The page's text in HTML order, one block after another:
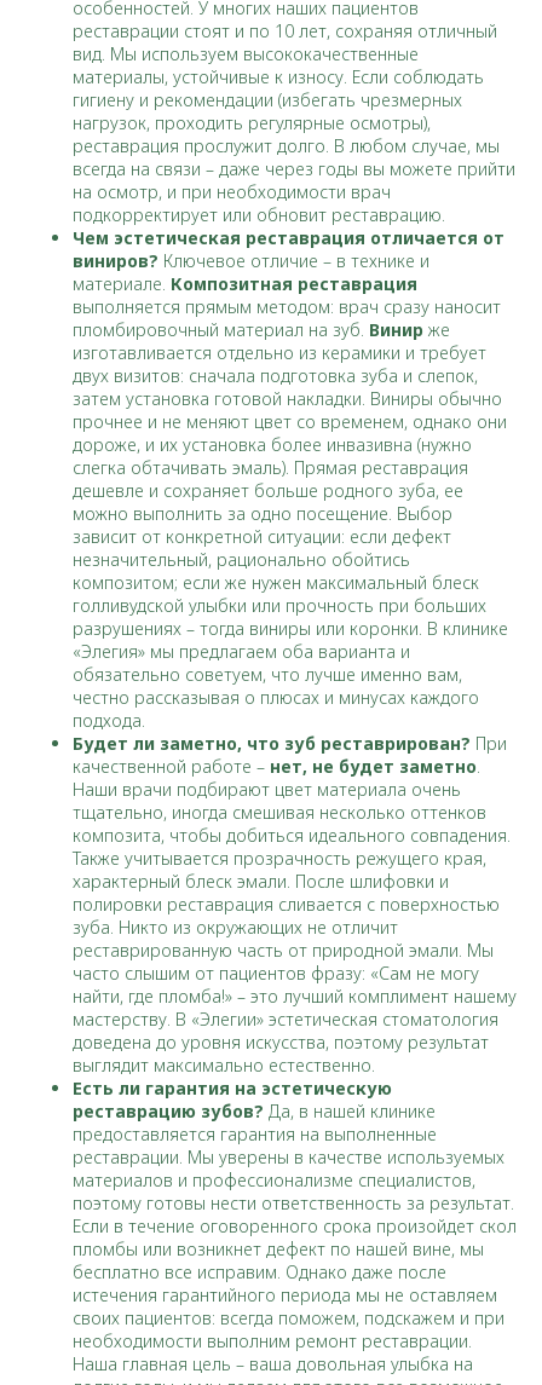
особенностей. У многих наших пациентов
реставрации стоят и по 10 лет, сохраняя отличный
вид. Мы используем высококачественные
материалы, устойчивые к износу. Если соблюдать
гигиену и рекомендации (избегать чрезмерных
нагрузок, проходить регулярные осмотры),
реставрация прослужит долго. В любом случае, мы
всегда на связи – даже через годы вы можете прийти
на осмотр, и при необходимости врач
подкорректирует или обновит реставрацию.
Чем эстетическая реставрация отличается от
виниров? Ключевое отличие – в технике и
материале. Композитная реставрация
выполняется прямым методом: врач сразу наносит
пломбировочный материал на зуб. Винир же
изготавливается отдельно из керамики и требует
двух визитов: сначала подготовка зуба и слепок,
затем установка готовой накладки. Виниры обычно
прочнее и не меняют цвет со временем, однако они
дороже, и их установка более инвазивна (нужно
слегка обтачивать эмаль). Прямая реставрация
дешевле и сохраняет больше родного зуба, ее
можно выполнить за одно посещение. Выбор
зависит от конкретной ситуации: если дефект
незначительный, рационально обойтись
композитом; если же нужен максимальный блеск
голливудской улыбки или прочность при больших
разрушениях – тогда виниры или коронки. В клинике
«Элегия» мы предлагаем оба варианта и
обязательно советуем, что лучше именно вам,
честно рассказывая о плюсах и минусах каждого
подхода.
Будет ли заметно, что зуб реставрирован? При
качественной работе – нет, не будет заметно.
Наши врачи подбирают цвет материала очень
тщательно, иногда смешивая несколько оттенков
композита, чтобы добиться идеального совпадения.
Также учитывается прозрачность режущего края,
характерный блеск эмали. После шлифовки и
полировки реставрация сливается с поверхностью
зуба. Никто из окружающих не отличит
реставрированную часть от природной эмали. Мы
часто слышим от пациентов фразу: «Сам не могу
найти, где пломба!» – это лучший комплимент нашему
мастерству. В «Элегии» эстетическая стоматология
доведена до уровня искусства, поэтому результат
выглядит максимально естественно.
Есть ли гарантия на эстетическую
реставрацию зубов? Да, в нашей клинике
предоставляется гарантия на выполненные
реставрации. Мы уверены в качестве используемых
материалов и профессионализме специалистов,
поэтому готовы нести ответственность за результат.
Если в течение оговоренного срока произойдет скол
пломбы или возникнет дефект по нашей вине, мы
бесплатно все исправим. Однако даже после
истечения гарантийного периода мы не оставляем
своих пациентов: всегда поможем, подскажем и при
необходимости выполним ремонт реставрации.
Наша главная цель – ваша довольная улыбка на